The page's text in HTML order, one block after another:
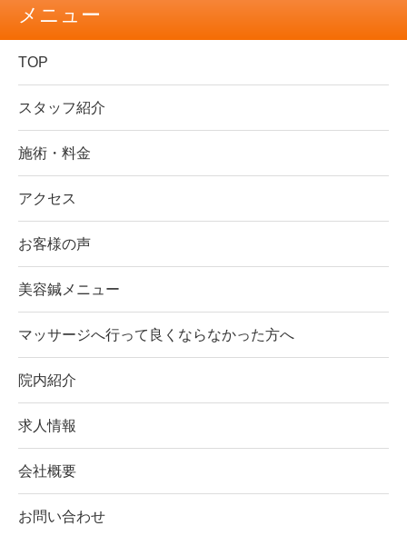
メニュー
TOP
スタッフ紹介
施術・料金
アクセス
お客様の声
美容鍼メニュー
マッサージへ行って良くならなかった方へ
院内紹介
求人情報
会社概要
お問い合わせ